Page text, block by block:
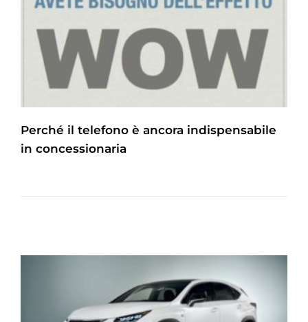
Perché il telefono è ancora indispensabile
in concessionaria